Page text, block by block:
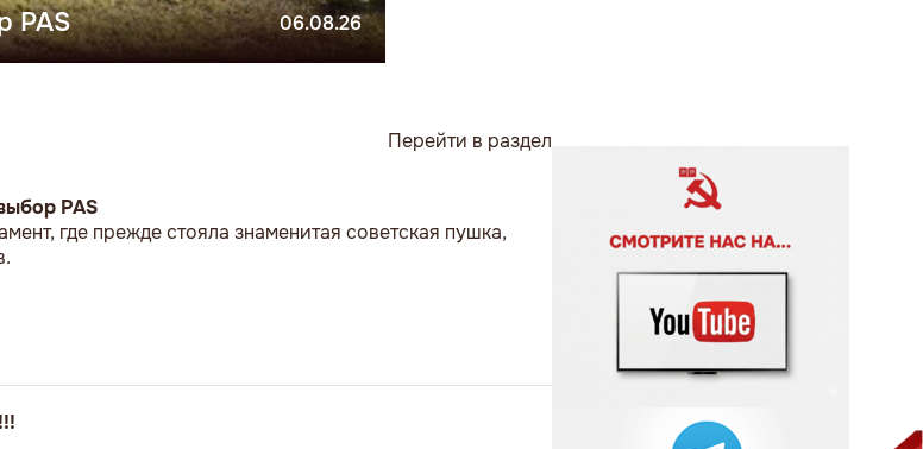
PAS 06.08.26
Перейти в раздел
PAS
где прежде стояла знаменитая советская пушка,